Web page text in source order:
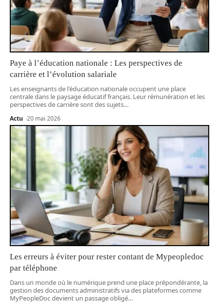
Paye à l’éducation nationale : Les perspectives de
carrière et l’évolution salariale
Les enseignants de l'éducation nationale occupent une place
centrale dans le paysage éducatif français. Leur rémunération et les
perspectives de carrière sont des sujets…
Actu 20 mai 2026
Les erreurs à éviter pour rester contant de Mypeopledoc
par téléphone
Dans un monde où le numérique prend une place prépondérante, la
gestion des documents administratifs via des plateformes comme
MyPeopleDoc devient un passage obligé…